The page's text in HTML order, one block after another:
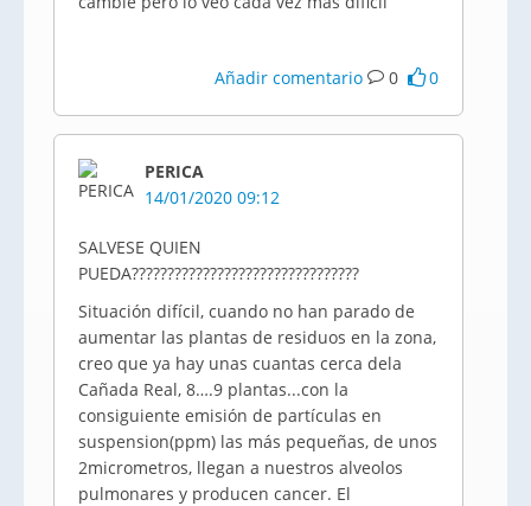
Añadir comentario 0 0
PERICA
14/01/2020 09:12
SALVESE QUIEN
PUEDA????????????????????????????????
Situación difícil, cuando no han parado de
aumentar las plantas de residuos en la zona,
creo que ya hay unas cuantas cerca dela
Cañada Real, 8….9 plantas...con la
consiguiente emisión de partículas en
suspension(ppm) las más pequeñas, de unos
2micrometros, llegan a nuestros alveolos
pulmonares y producen cancer. El